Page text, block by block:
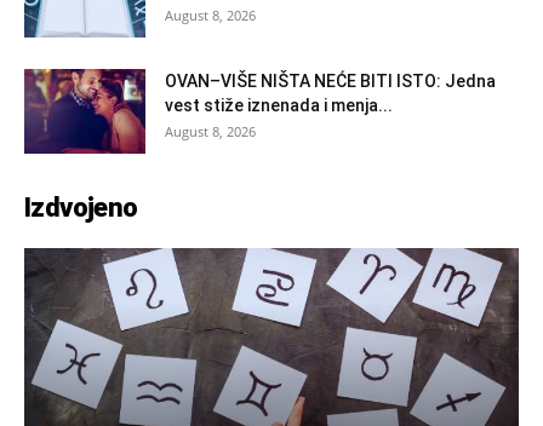
August 8, 2026
OVAN–VIŠE NIŠTA NEĆE BITI ISTO: Jedna
vest stiže iznenada i menja...
August 8, 2026
Izdvojeno